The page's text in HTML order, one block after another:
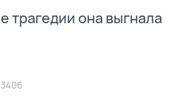
трагедии она выгнала
3406